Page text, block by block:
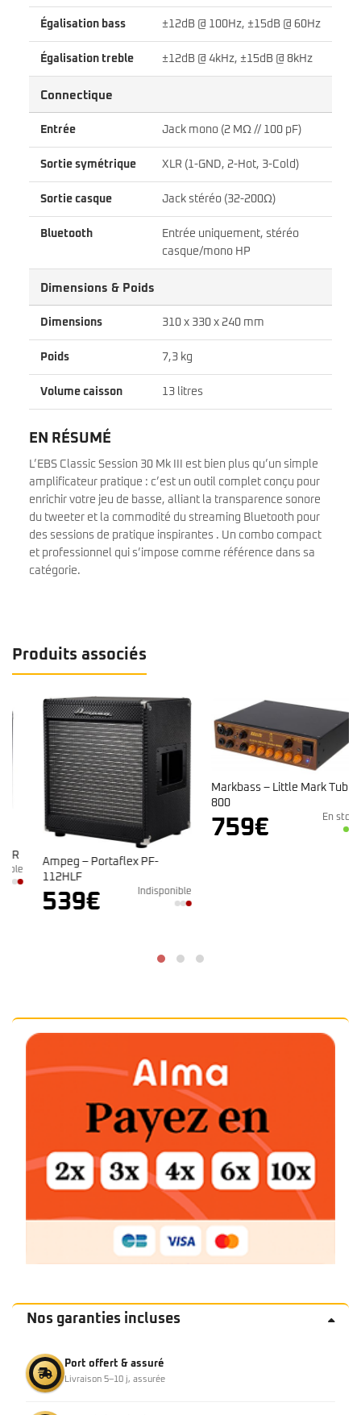
Égalisation bass ±12dB @ 100Hz, ±15dB @ 60Hz
Égalisation treble ±12dB @ 4kHz, ±15dB @ 8kHz
Connectique
Entrée Jack mono (2 MΩ // 100 pF)
Sortie symétrique XLR (1-GND, 2-Hot, 3-Cold)
Sortie casque Jack stéréo (32-200Ω)
Bluetooth
Entrée uniquement, stéréo
casque/mono HP
Dimensions & Poids
Dimensions 310 x 330 x 240 mm
Poids 7,3 kg
Volume caisson 13 litres
EN RÉSUMÉ
L’EBS Classic Session 30 Mk III est bien plus qu’un simple
amplificateur pratique : c’est un outil complet conçu pour
enrichir votre jeu de basse, alliant la transparence sonore
du tweeter et la commodité du streaming Bluetooth pour
des sessions de pratique inspirantes . Un combo compact
et professionnel qui s’impose comme référence dans sa
catégorie.
Produits associés
Ampeg – Portaflex PF-
112HLF
539€ Indisponible
Markbass – Little Mark Tube
759€ En stock
Nos garanties incluses
Port offert & assuré
Livraison 5–10 j, assurée